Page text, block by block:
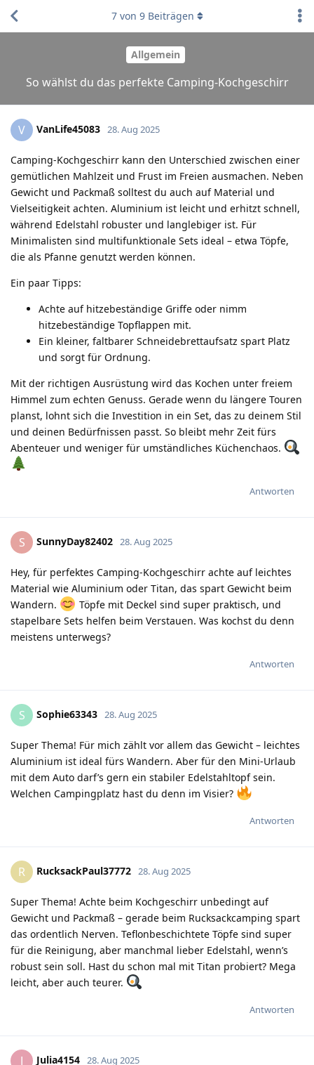
Allgemein
So wählst du das perfekte Camping-Kochgeschirr
7von 9Beiträgen
V VanLife45083 28. Aug 2025
Camping-Kochgeschirr kann den Unterschied zwischen einer
gemütlichen Mahlzeit und Frust im Freien ausmachen. Neben
Gewicht und Packmaß solltest du auch auf Material und
Vielseitigkeit achten. Aluminium ist leicht und erhitzt schnell,
während Edelstahl robuster und langlebiger ist. Für
Minimalisten sind multifunktionale Sets ideal – etwa Töpfe,
die als Pfanne genutzt werden können.
Ein paar Tipps:
Achte auf hitzebeständige Griffe oder nimm
hitzebeständige Topflappen mit.
Ein kleiner, faltbarer Schneidebrettaufsatz spart Platz
und sorgt für Ordnung.
Mit der richtigen Ausrüstung wird das Kochen unter freiem
Himmel zum echten Genuss. Gerade wenn du längere Touren
planst, lohnt sich die Investition in ein Set, das zu deinem Stil
und deinen Bedürfnissen passt. So bleibt mehr Zeit fürs
Abenteuer und weniger für umständliches Küchenchaos.
Antworten
S SunnyDay82402 28. Aug 2025
Hey, für perfektes Camping-Kochgeschirr achte auf leichtes
Material wie Aluminium oder Titan, das spart Gewicht beim
Wandern.
Töpfe mit Deckel sind super praktisch, und
stapelbare Sets helfen beim Verstauen. Was kochst du denn
meistens unterwegs?
Antworten
S Sophie63343 28. Aug 2025
Super Thema! Für mich zählt vor allem das Gewicht – leichtes
Aluminium ist ideal fürs Wandern. Aber für den Mini-Urlaub
mit dem Auto darf’s gern ein stabiler Edelstahltopf sein.
Welchen Campingplatz hast du denn im Visier?
Antworten
R RucksackPaul37772 28. Aug 2025
Super Thema! Achte beim Kochgeschirr unbedingt auf
Gewicht und Packmaß – gerade beim Rucksackcamping spart
das ordentlich Nerven. Teflonbeschichtete Töpfe sind super
für die Reinigung, aber manchmal lieber Edelstahl, wenn’s
robust sein soll. Hast du schon mal mit Titan probiert? Mega
leicht, aber auch teurer.
Antworten
J Julia4154 28. Aug 2025